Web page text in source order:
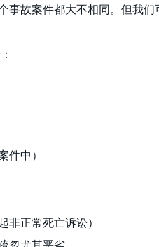
事故案件都大不相同。但我
件中）
非正常死亡诉讼）